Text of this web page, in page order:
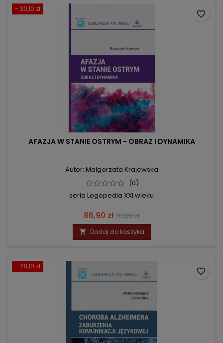
- 30,10 zł
AFAZJA W STANIE OSTRYM - OBRAZ I DYNAMIKA
Autor: Małgorzata Krajewska
(0)
seria Logopedia XXI wieku
Cena
86,90 zł Cena
podstawowa
117,00 zł
 Dodaj do koszyka
favorite_border
- 28,10 zł
favorite_border